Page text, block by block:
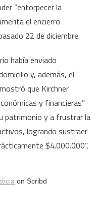
“entorpecer la
el encierro
22 de diciembre.
había enviado
y, además, el
que Kirchner
y financieras”
patrimonio y a frustrar la
logrando sustraer
$4.000.000”,
on Scribd